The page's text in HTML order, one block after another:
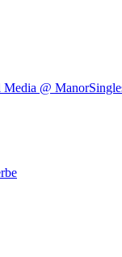
Media @ Manor